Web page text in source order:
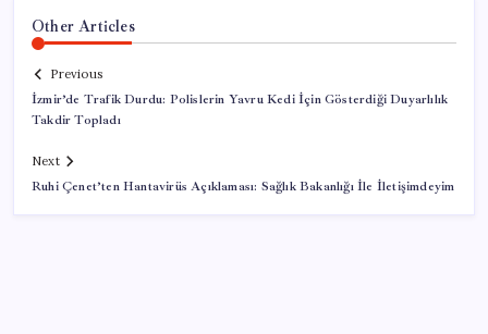
Other Articles
Previous
İzmir’de Trafik Durdu: Polislerin Yavru Kedi İçin Gösterdiği Duyarlılık
Takdir Topladı
Next
Ruhi Çenet’ten Hantavirüs Açıklaması: Sağlık Bakanlığı İle İletişimdeyim